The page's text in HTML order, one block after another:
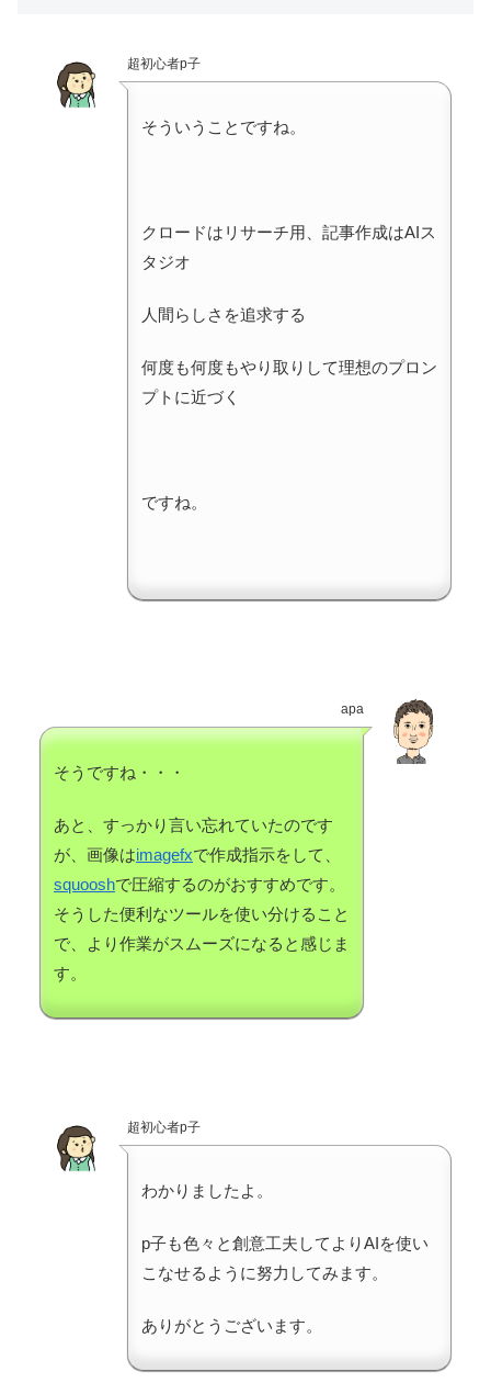
超初心者p子
そういうことですね。
クロードはリサーチ用、記事作成はAIス
タジオ
人間らしさを追求する
何度も何度もやり取りして理想のプロン
プトに近づく
ですね。
apa
そうですね・・・
あと、すっかり言い忘れていたのです
が、画像はimagefxで作成指示をして、
squooshで圧縮するのがおすすめです。
そうした便利なツールを使い分けること
で、より作業がスムーズになると感じま
す。
超初心者p子
わかりましたよ。
p子も色々と創意工夫してよりAIを使い
こなせるように努力してみます。
ありがとうございます。